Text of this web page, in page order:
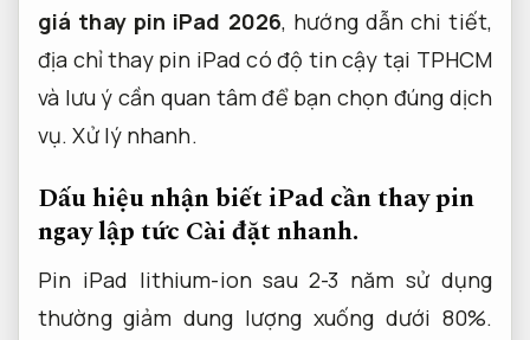
giá thay pin iPad 2026, hướng dẫn chi tiết,
địa chỉ thay pin iPad có độ tin cậy tại TPHCM
và lưu ý cần quan tâm để bạn chọn đúng dịch
vụ.Xử lý nhanh.
Dấu hiệu nhận biết iPad cần thay pin
ngay lập tức Cài đặt nhanh.
Pin iPad lithium-ion sau 2-3 năm sử dụng
thường giảm dung lượng xuống dưới 80%.